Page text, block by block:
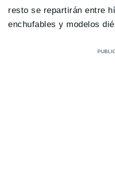
resto se repartirán entre
enchufables y modelos